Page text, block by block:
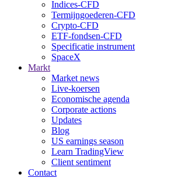
Indices-CFD
Termijngoederen-CFD
Crypto-CFD
ETF-fondsen-CFD
Specificatie instrument
SpaceX
Markt
Market news
Live-koersen
Economische agenda
Corporate actions
Updates
Blog
US earnings season
Learn TradingView
Client sentiment
Contact